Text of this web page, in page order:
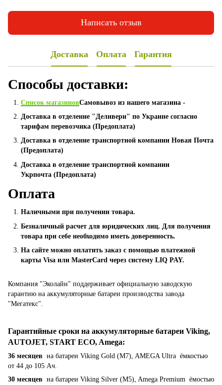
Написать отзыв
Доставка Оплата Гарантия
Способы доставки:
Список магазиновСамовывоз из нашего магазина -
Доставка в отделение "Деливери" по Украине согласно
тарифам перевозчика (Предоплата)
Доставка в отделение транспортной компании Новая Почта
(Предоплата)
Доставка в отделение транспортной компании
Укрпочта (Предоплата)
Оплата
Наличными при получении товара.
Безналичный расчет для юридических лиц. Для получения
товара при себе необходимо иметь доверенность.
На сайте можно оплатить заказ с помощью платежной
карты Visa или MasterCard через систему LIQ PAY.
Компания "Эколайн" поддерживает официальную заводскую
гарантию на аккумуляторные батареи производства завода
"Мегатекс".
Гарантийные сроки на аккумуляторные батареи Viking,
AUTOJET, START ECO, Amega:
36 месяцев на батареи Viking Gold (M7), AMEGA Ultra ёмкостью
от 44 до 105 Ач.
30 месяцев на батареи Viking Silver (M5), Amega Premium ёмостью